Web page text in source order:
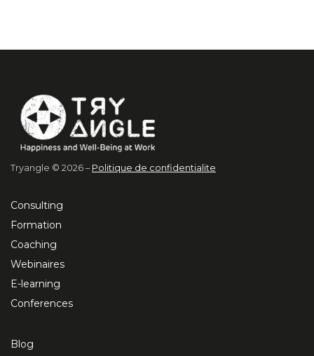
Tryangle © 2026 – Politique de confidentialite
Consulting
Formation
Coaching
Webinaires
E-learning
Conferences
Blog